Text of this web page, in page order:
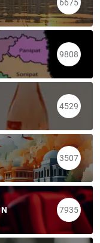
6675
9808
4529
3507
7935